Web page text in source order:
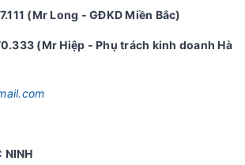
(Mr Long - GĐKD Miền Bắc)
(Mr Hiệp - Phụ trách kinh doanh Hà
NINH